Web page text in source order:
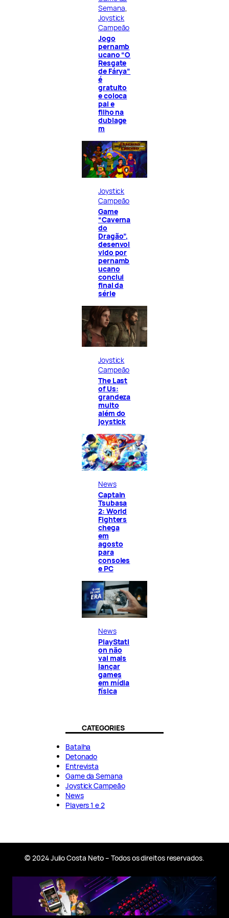
Semana
Joystick
Campeão
Jogo
pernamb
ucano “O
Resgate
de Fárya”
é
gratuito
e coloca
pai e
filho na
dublage
m
Joystick
Campeão
Game
“Caverna
do
Dragão”,
desenvol
vido por
pernamb
ucano
conclui
final da
série
Joystick
Campeão
The Last
of Us:
grandeza
muito
além do
joystick
News
Captain
Tsubasa
2: World
Fighters
chega
em
agosto
para
consoles
e PC
News
PlayStati
on não
vai mais
lançar
games
em mídia
física
CATEGORIES
Batalha
Detonado
Entrevista
Game da Semana
Joystick Campeão
News
Players 1 e 2
© 2024 Julio Costa Neto – Todos os direitos reservados.